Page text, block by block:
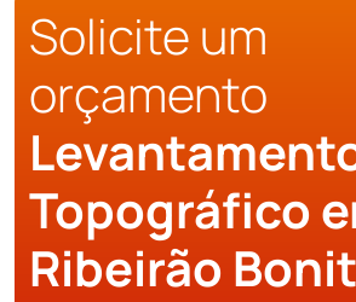
Solicite um
orçamento
Topográfico
Ribeirão